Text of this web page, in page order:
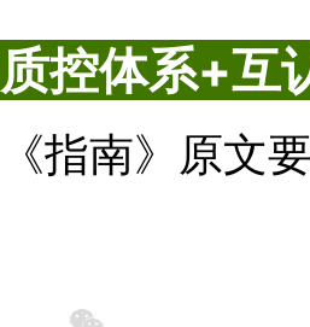
质控体系+互
《指南》原文